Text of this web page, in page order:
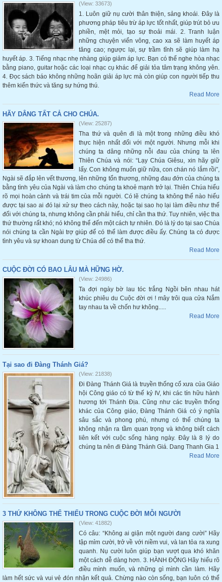
(View: 33673)
1. Luôn giữ nụ cười thân thiện, sảng khoái. Đây là
phương pháp tiêu trừ áp lực tốt nhất, giúp trút bỏ ưu
phiền, mệt mỏi, tạo sự thoải mái. 2. Tranh luận
những chuyện viển vông, cao xa sẽ làm huyết áp
tăng cao; ngược lại, sự trầm tĩnh sẽ giúp làm hạ
huyết áp. 3. Tiếng nhạc nhẹ nhàng giúp giảm áp lực. Bạn có thể nghe hòa nhạc
bằng piano, guitar hoặc các loại nhạc cụ khác để giải tỏa tâm trạng không yên.
4. Đọc sách báo không những hoãn giải áp lực mà còn giúp con người tiếp thu
thêm kiến thức và tăng sự hứng thú.
Read More
HÃY DÂNG TẤT CẢ CHO CHÚA.
(View: 25287)
Tha thứ và quên đi là một trong những điều khó
thực hiện nhất đối với một người. Nhưng mỗi khi
chúng ta dâng những nỗi đau của chúng ta lên
Thiên Chúa và nói: “Lạy Chúa Giêsu, xin hãy giữ
lấy. Con không muốn giữ nữa, con chán nó lắm rồi”,
Ngài sẽ đắp lên vết thương, lên những tổn thương, những đau đớn của chúng ta
bằng tình yêu của Ngài và làm cho chúng ta khoẻ mạnh trở lại. Thiên Chúa hiểu
rõ mọi hoàn cảnh và trái tim của mỗi người. Có lẽ chúng ta không thể nào hiểu
được tại sao ai đó lại xử sự theo cách này, hoặc tại sao họ lại làm điều như thế
đối với chúng ta, nhưng không cần phải hiểu, chỉ cần tha thứ. Tuy nhiên, việc tha
thứ thường rất khó; nó không thể đến một cách tự nhiên. Đó là lý do tại sao Chúa
nói chúng ta cần Ngài trợ giúp để có thể làm được điều ấy. Chúng ta có được
tình yêu và sự khoan dung từ Chúa để có thể tha thứ.
Read More
CUỘC ĐỜI CÓ BAO LÂU MÀ HỮNG HỜ.
(View: 24986)
Ta đợi ngày bờ lau tóc trắng Ngồi bên nhau hát
khúc phiêu du Cuộc đời ơi ! mây trôi qua cửa Nắm
tay nhau ta về chốn hư không.....
Read More
Tại sao đi Đàng Thánh Giá?
(View: 21838)
Đi Đàng Thánh Giá là truyền thống cổ xưa của Giáo
hội Công giáo có từ thế kỷ IV, khi các tín hữu hành
hương tới Thánh Địa. Cũng như các truyền thống
khác của Công giáo, Đàng Thánh Giá có ý nghĩa
sâu sắc và phong phú, nhưng có thể chúng ta
không nhận ra tầm quan trọng và không biết cách
liên kết với cuộc sống hàng ngày. Đây là 8 lý do
chúng ta nên đi Đàng Thánh Giá. Dang Thanh Gia 1
Read More
3 THỨ KHÔNG THỂ THIẾU TRONG CUỘC ĐỜI MỖI NGƯỜI
(View: 41882)
Có câu: “Không ai giận một người đang cười” Hãy
tập mỉm cười, trở về với niềm vui, và lan tỏa ra xung
quanh. Nụ cười luôn giúp bạn vượt qua khó khăn
một cách dễ dàng hơn. 3. HÀNH ĐỘNG Hãy hiểu rõ
điều mình muốn, và những gì mình cần làm. Hãy
làm hết sức và vui vẻ đón nhận kết quả. Chừng nào còn sống, bạn luôn có thể